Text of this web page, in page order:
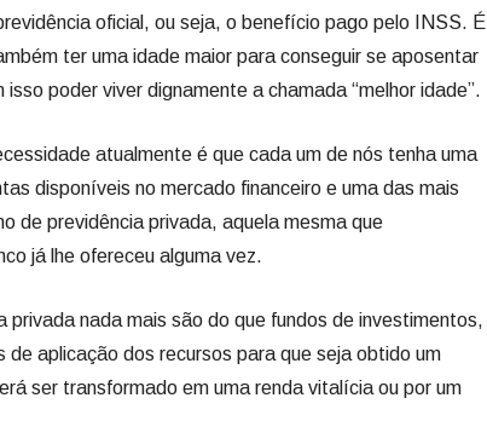
oficial, ou seja, o benefício pago pelo INSS. É
ter uma idade maior para conseguir se aposentar
poder viver dignamente a chamada “melhor idade”.
atualmente é que cada um de nós tenha uma
disponíveis no mercado financeiro e uma das mais
de previdência privada, aquela mesma que
já lhe ofereceu alguma vez.
nada mais são do que fundos de investimentos,
aplicação dos recursos para que seja obtido um
ser transformado em uma renda vitalícia ou por um